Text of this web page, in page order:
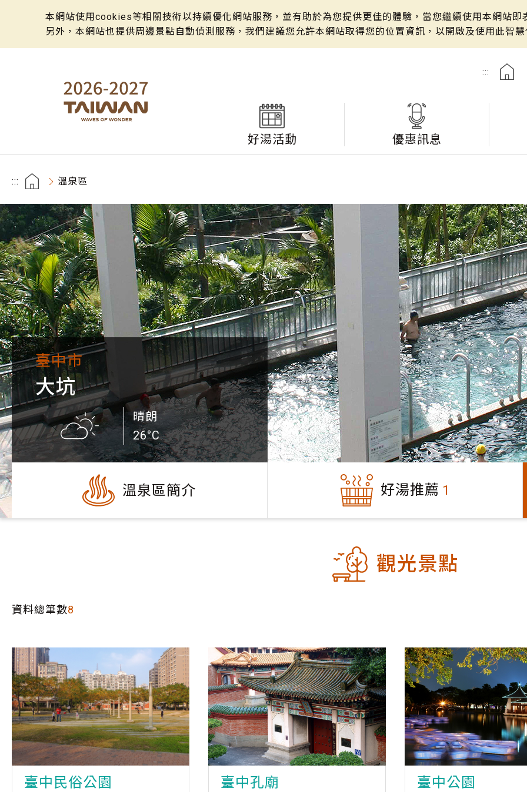
本網站使用cookies等相關技術以持續優化網站服務，並有助於為您提供更佳的體驗，當您繼續使用本網站
另外，本網站也提供周邊景點自動偵測服務，我們建議您允許本網站取得您的位置資訊，以開啟及使用此智
:::
好湯活動 優惠訊息
::: 溫泉區
臺中市
大坑
晴朗
26°C
溫泉區簡介 好湯推薦 1
觀光景點
資料總筆數8
臺中民俗公園 臺中孔廟 臺中公園